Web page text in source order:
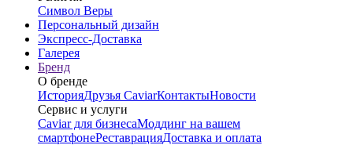
Символ Веры
Персональный дизайн
Экспресс-Доставка
Галерея
Бренд
О бренде
ИсторияДрузья CaviarКонтактыНовости
Сервис и услуги
Caviar для бизнесаМоддинг на вашем
смартфонеРеставрацияДоставка и оплата